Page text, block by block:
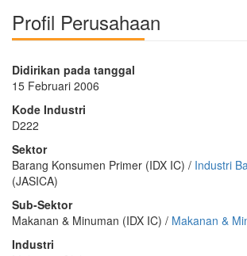
Profil Perusahaan
Didirikan pada tanggal
15 Februari 2006
Kode Industri
D222
Sektor
Barang Konsumen Primer (IDX IC) / Industri
(JASICA)
Sub-Sektor
Makanan & Minuman (IDX IC) / Makanan &
Industri